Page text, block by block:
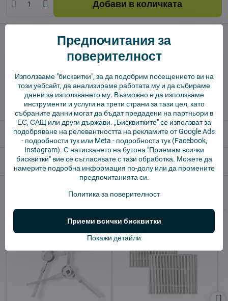
Добави в количката
Доставки
Vysajto.sk
✅ Готов за изпращане веднага
✅ БЕЗПЛАТНА доставка над 55 EUR.
✅ 14 дни политика за връщане
Описание
Отзиви 0
Алтернативни продукти
Предпочитания за
поверителност
Използваме "бисквитки", за да подобрим посещението ви на
този уебсайт, да анализираме работата му и да събираме
данни за използването му. Възможно е да използваме
инструменти и услуги на трети страни за тази цел, като
събраните данни могат да бъдат предадени на партньори в
ЕС, САЩ или други държави. „Бисквитките" се използват за
подобряване на релевантността на рекламите от Google Ads
- подробности тукили Meta - подробности тук(Facebook,
Instagram). С натискането на бутона "Приемам всички
бисквитки" вие се съгласявате с тази обработка. Можете да
намерите подробна информация по-долу или да промените
предпочитанията си.
Политика за поверителност
Покажи детайли
Приеми всички бисквитки